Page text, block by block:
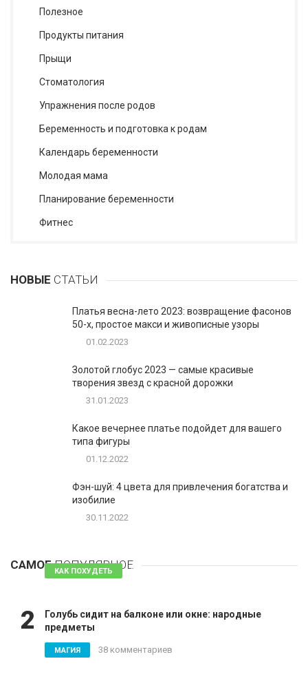
Полезное
Продукты питания
Прыщи
Стоматология
Упражнения после родов
Беременность и подготовка к родам
Календарь беременности
Молодая мама
Планирование беременности
Фитнес
НОВЫЕ СТАТЬИ
Платья весна-лето 2023: возвращение фасонов
50-х, простое макси и живописные узоры
01.02.2023
Золотой глобус 2023 — самые красивые
творения звезд с красной дорожки
31.01.2023
Какое вечернее платье подойдет для вашего
типа фигуры
01.12.2022
Фэн-шуй: 4 цвета для привлечения богатства и
изобилие
30.11.2022
САМОЕПОПУЛЯРНОЕ
КАК ПОХУДЕТЬ 81 комментарий
2
Голубь сидит на балконе или окне: народные
предметы
МАГИЯ 38 комментариев